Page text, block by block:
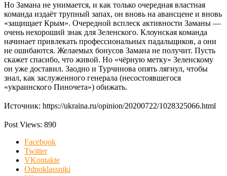
Но Замана не унимается, и как только очередная властная
команда издаёт трупный запах, он вновь на авансцене и вновь
«защищает Крым». Очередной всплеск активности Заманы —
очень нехороший знак для Зеленского. Клоунская команда
начинает привлекать профессиональных падальщиков, а они
не ошибаются. Желаемых бонусов Замана не получит. Пусть
скажет спасибо, что живой. Но «чёрную метку» Зеленскому
он уже доставил. Заодно и Турчинова опять лягнул, чтобы
знал, как заслуженного генерала (несостоявшегося
«украинского Пиночета») обижать.
Источник: https://ukraina.ru/opinion/20200722/1028325066.html
Post Views: 890
Facebook
Twitter
VKontakte
Odnoklassniki